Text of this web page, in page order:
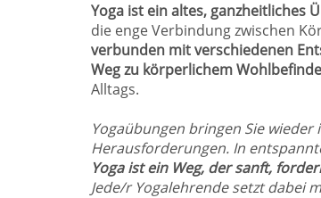
Yoga ist ein altes, ganzheitliches
die enge Verbindung zwischen
verbunden mit verschiedenen
Weg zu körperlichem
Alltags.
Yogaübungen bringen Sie
Herausforderungen. In
Yoga ist ein Weg, der sanft,
Jede/r Yogalehrende setzt dabei